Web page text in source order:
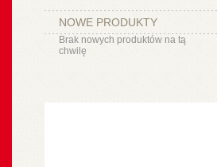
NOWE PRODUKTY
Brak nowych produktów na tą
chwilę